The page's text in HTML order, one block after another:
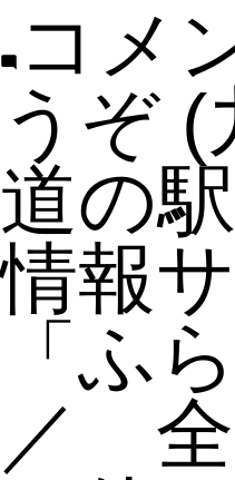
コメ
うぞ (
道の
情報
「ふ
／ 全